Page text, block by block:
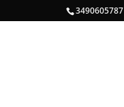
3490605787